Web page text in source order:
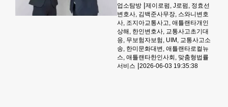
는 스와니 제이로펌(정효선 변
호사)이 100% 한국어 맞춤 대
리로 해결해 드립니다. 한미 양
국 정서를 완벽히 이해하는 전
문가들이 적당한 합의가 아닌
의뢰인을 위한 끝장 소송까지
불사하며 권리를 지켜드립니
다. 조지아주 사고 발생 시 필
업소탐방 |제이로펌, J로펌, 정효선
변호사, 김백준사무장, 스와니변호
사, 조지아교통사고, 애틀랜타개인
상해, 한인변호사, 교통사고초기대
응, 무보험자보험, UIM, 교통사고소
송, 한미문화대변, 애틀랜타로컬뉴
스, 애틀랜타한인사회, 맞춤형법률
서비스 |2026-06-03 19:35:38